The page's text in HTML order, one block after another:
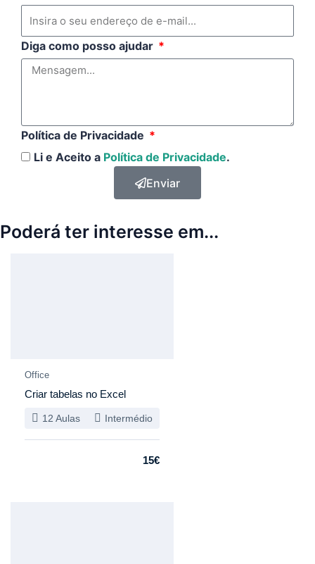
Diga como posso ajudar
Política de Privacidade
Li e Aceito a Política de Privacidade.
Enviar
Poderá ter interesse em...
Office
Criar tabelas no Excel
12 Aulas Intermédio
15€